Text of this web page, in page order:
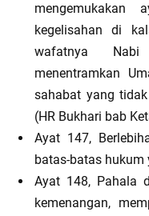
kegelisahan di
wafatnya
menentramkan
sahabat yang
(HR Bukhari bab
Ayat 147,
batas-batas hukum
Ayat 148, Pahala
kemenangan,